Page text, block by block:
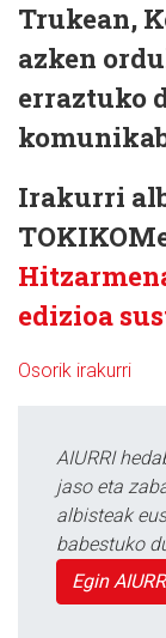
Trukean,
azken
erraztuko
Irakurri
edizioa
Osorik irakurri
AIURRI
jaso eta
albisteak
babestuko
Egin